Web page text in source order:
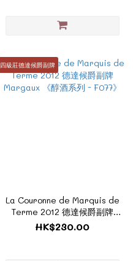
四級莊德達候爵副牌
La Couronne de Marquis de
Terme 2012 德達候爵副牌
Margaux 《醇酒系列 - F077》
HK$230.00